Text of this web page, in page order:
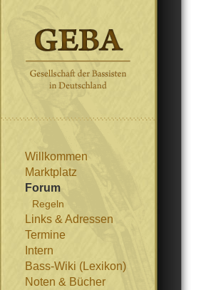
Willkommen
Marktplatz
Forum
Regeln
Links & Adressen
Termine
Intern
Bass-Wiki (Lexikon)
Noten & Bücher